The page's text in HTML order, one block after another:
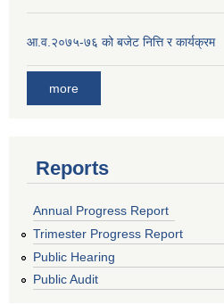
आ.व.२०७५-७६ को बजेट नित्ति र कार्यक्रम
more
Reports
Annual Progress Report
Trimester Progress Report
Public Hearing
Public Audit